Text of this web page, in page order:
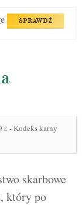
SPRAWDŹ
r. - Kodeks karny
skarbowe
który po